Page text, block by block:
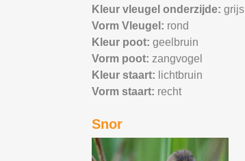
Kleur vleugel onderzijde:grijs
Vorm Vleugel: rond
Kleur poot:geelbruin
Vorm poot: zangvogel
Kleur staart: lichtbruin
Vorm staart: recht
Snor